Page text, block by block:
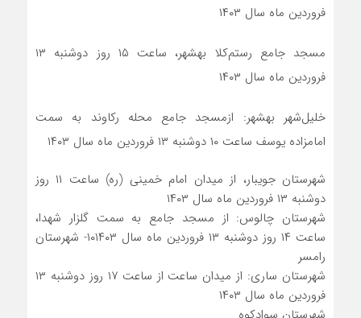
فروردین ماه سال ۱۴۰۳
مسجد جامع رستم‌کلا بهشهر، ساعت ۱۵ روز دوشنبه ۱۳
فروردین ماه سال ۱۴۰۳
خلیل‌شهر بهشهر: ازمسجد جامع محله رکاوند به سمت
امامزاده یوسف ساعت ۱۰ دوشنبه ۱۳ فروردین ماه سال ۱۴۰۳
شهرستان جویبار، از میدان امام خمینی (ره) ساعت ۱۱ روز
دوشنبه ۱۳ فروردین ماه سال ۱۴۰۳
شهرستان چالوس: از مسجد جامع به سمتگلزار شهدا،
ساعت ۱۴ روز دوشنبه ۱۳ فروردین ماه سال ۱۴۰۳
۱۰- شهرستان
رامسر
شهرستان ساری: از میدان ساعت از ساعت ۱۷ روز دوشنبه ۱۳
فروردین ماه سال ۱۴۰۳